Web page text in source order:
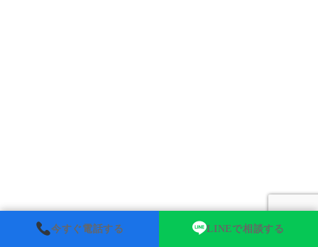
今すぐ電話する LINEで相談する